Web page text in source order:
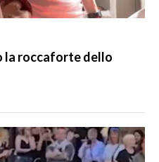
la roccaforte dello